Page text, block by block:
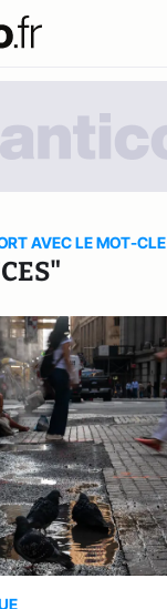
AVEC LE MOT-CLE